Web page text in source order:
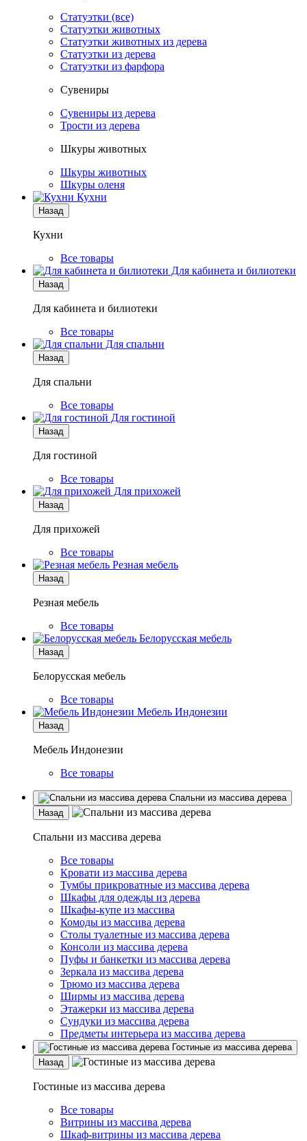
Статуэтки (все)
Статуэтки животных
Статуэтки животных из дерева
Статуэтки из дерева
Статуэтки из фарфора
Сувениры
Сувениры из дерева
Трости из дерева
Шкуры животных
Шкуры животных
Шкуры оленя
Кухни
Назад
Кухни
Все товары
Для кабинета и билиотеки
Назад
Для кабинета и билиотеки
Все товары
Для спальни
Назад
Для спальни
Все товары
Для гостиной
Назад
Для гостиной
Все товары
Для прихожей
Назад
Для прихожей
Все товары
Резная мебель
Назад
Резная мебель
Все товары
Белорусская мебель
Назад
Белорусская мебель
Все товары
Мебель Индонезии
Назад
Мебель Индонезии
Все товары
Спальни из массива дерева
Назад
Спальни из массива дерева
Все товары
Кровати из массива дерева
Тумбы прикроватные из массива дерева
Шкафы для одежды из дерева
Шкафы-купе из массива
Комоды из массива дерева
Столы туалетные из массива дерева
Консоли из массива дерева
Пуфы и банкетки из массива дерева
Зеркала из массива дерева
Трюмо из массива дерева
Ширмы из массива дерева
Этажерки из массива дерева
Сундуки из массива дерева
Предметы интерьера из массива дерева
Гостиные из массива дерева
Назад
Гостиные из массива дерева
Все товары
Витрины из массива дерева
Шкаф-витрины из массива дерева